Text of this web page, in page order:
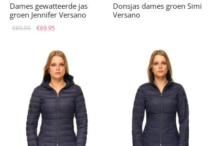
Dames gewatteerde jas
groen Jennifer Versano
€89.95
Oorspronkelijke
€89.95.
€69.95
€69.95.
Donsjas dames groen Simi
Versano